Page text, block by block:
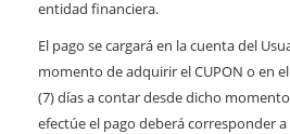
entidad financiera.
El pago se cargará en la cuenta del
momento de adquirir el CUPON o en
(7) días a contar desde dicho
efectúe el pago deberá corresponder